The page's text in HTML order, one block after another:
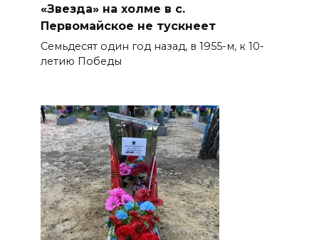
«Звезда» на холме в с.
Первомайское не тускнеет
Семьдесят один год назад, в 1955-м, к 10-
летию Победы